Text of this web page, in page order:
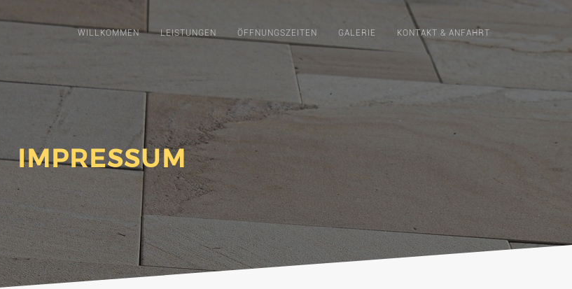
WILLKOMMEN LEISTUNGEN ÖFFNUNGSZEITEN GALERIE KONTAKT & ANFAHRT
IMPRESSUM